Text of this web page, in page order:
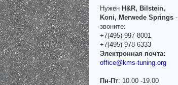
Нужен H&R, Bilstein,
Koni, Merwede Springs -
звоните:
+7(495) 997-8001
+7(495) 978-6333
Электронная почта:
office@kms-tuning.org
Пн-Пт: 10.00 -19.00